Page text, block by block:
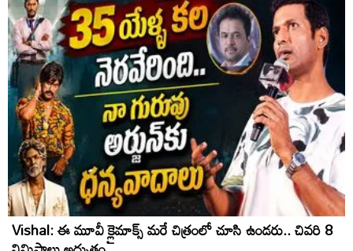
Vishal: ఈ మూవీ క్లైమాక్స్ మరే చిత్రంలో చూసి ఉండరు.. చివరి 8